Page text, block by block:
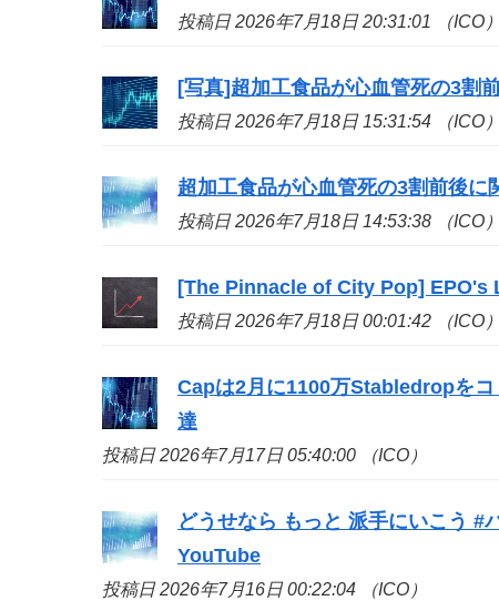
投稿日 2026年7月18日 20:31:01 （ICO）
[写真]超加工食品が心血管死の3割
投稿日 2026年7月18日 15:31:54 （ICO）
超加工食品が心血管死の3割前後に
投稿日 2026年7月18日 14:53:38 （ICO）
[The Pinnacle of City Pop] EPO's
投稿日 2026年7月18日 00:01:42 （ICO）
Capは2月に1100万Stabledropをコ
達
投稿日 2026年7月17日 05:40:00 （ICO）
どうせなら もっと 派手にいこう #
YouTube
投稿日 2026年7月16日 00:22:04 （ICO）